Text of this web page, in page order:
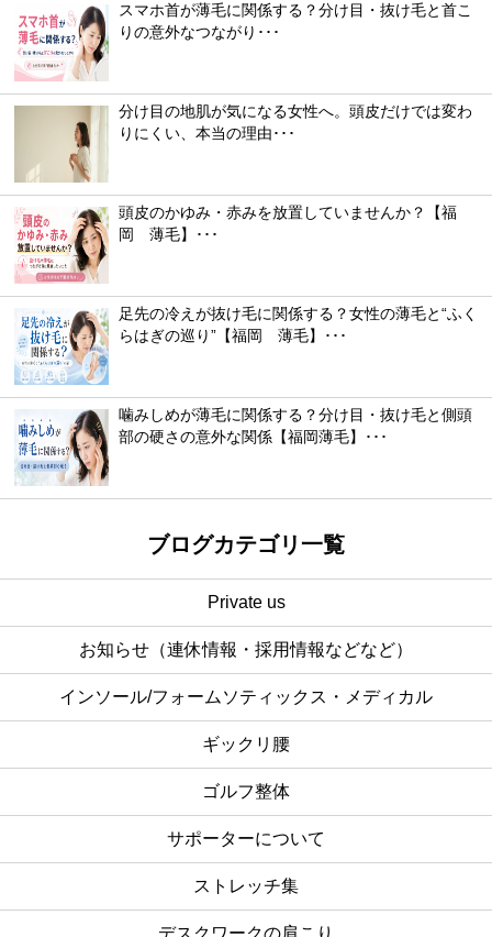
スマホ首が薄毛に関係する？分け目・抜け毛と首こ
りの意外なつながり･･･
分け目の地肌が気になる女性へ。頭皮だけでは変わ
りにくい、本当の理由･･･
頭皮のかゆみ・赤みを放置していませんか？【福
岡 薄毛】･･･
足先の冷えが抜け毛に関係する？女性の薄毛と“ふく
らはぎの巡り”【福岡 薄毛】･･･
噛みしめが薄毛に関係する？分け目・抜け毛と側頭
部の硬さの意外な関係【福岡薄毛】･･･
ブログカテゴリ一覧
Private us
お知らせ（連休情報・採用情報などなど）
インソール/フォームソティックス・メディカル
ギックリ腰
ゴルフ整体
サポーターについて
ストレッチ集